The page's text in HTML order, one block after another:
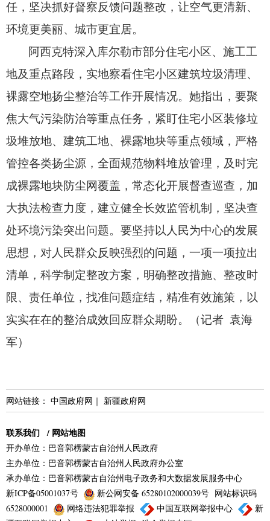
任， 坚决抓好督察反馈问题整改， 让空气更清新、
环境更美丽、 城市更宜居。
阿西克特深入库尔勒市部分住宅小区、施工工
地及重点路段， 实地察看住宅小区建筑垃圾清理、
裸露空地扬尘整治等工作开展情况。 她指出， 要聚
焦大气污染防治等重点任务， 紧盯住宅小区装修垃
圾堆放地、 建筑工地、 裸露地块等重点领域， 严格
管控各类扬尘源， 全面规范物料堆放管理， 及时完
成裸露地块防尘网覆盖， 常态化开展督查巡查， 加
大执法检查力度， 建立健全长效监管机制， 坚决查
处环境污染突出问题。 要坚持以人民为中心的发展
思想， 对人民群众反映强烈的问题， 一项一项拉出
清单， 科学制定整改方案， 明确整改措施、 整改时
限、 责任单位， 找准问题症结， 精准有效施策， 以
实实在在的整治成效回应群众期盼。
（记者 袁海
军）
网站链接： 中国政府网 ｜ 新疆政府网
联系我们 / 网站地图
开办单位：巴音郭楞蒙古自治州人民政府
主办单位：巴音郭楞蒙古自治州人民政府办公室
承办单位：巴音郭楞蒙古自治州电子政务和大数据发展服务中心
新ICP备05001037号
新公网安备 65280102000039号 网站标识码
6528000001
网络违法犯罪举报 中国互联网举报中心
新